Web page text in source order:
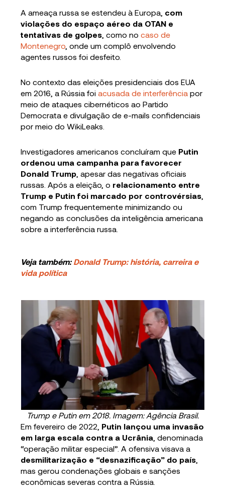
A ameaça russa se estendeu à Europa, com
violações do espaço aéreo da OTAN e
tentativas de golpes , como nocaso de
Montenegro , onde um complô envolvendo
agentes russos foi desfeito.
No contexto das eleições presidenciais dos EUA
em 2016, a Rússia foiacusada de interferência por
meio de ataques cibernéticos ao Partido
Democrata e divulgação de e-mails confidenciais
por meio do WikiLeaks.
Investigadores americanos concluíram que Putin
ordenou uma campanha para favorecer
Donald Trump , apesar das negativas oficiais
russas. Após a eleição, o relacionamento entre
Trump e Putin foi marcado por controvérsias
com Trump frequentemente minimizando ou
negando as conclusões da inteligência americana
sobre a interferência russa.
Veja também: Donald Trump: história, carreira e
vida política
Trump e Putin em 2018. Imagem: Agência Brasil.
Em fevereiro de 2022, Putin lançou uma invasão
em larga escala contra a Ucrânia , denominada
“operação militar especial”. A ofensiva visava a
desmilitarização e “desnazificação” do país
mas gerou condenações globais e sanções
econômicas severas contra a Rússia.